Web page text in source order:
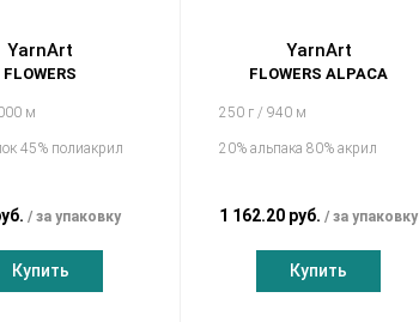
YarnArt
FLOWERS
м
45% полиакрил
за упаковку
Купить
YarnArt
FLOWERS ALPACA
250 г / 940 м
20% альпака 80% акрил
1 162.20 руб. за упаковку
Купить